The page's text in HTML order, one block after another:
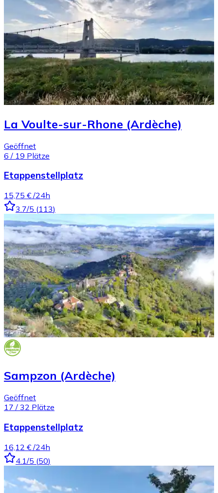
La Voulte-sur-Rhone (Ardèche)
Geöffnet
6 / 19 Plätze
Etappenstellplatz
15,75 € /24h
3.7/5 (113)
Sampzon (Ardèche)
Geöffnet
17 / 32 Plätze
Etappenstellplatz
16,12 € /24h
4.1/5 (50)